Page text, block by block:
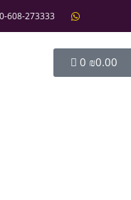
608-273333
₪0.00
0